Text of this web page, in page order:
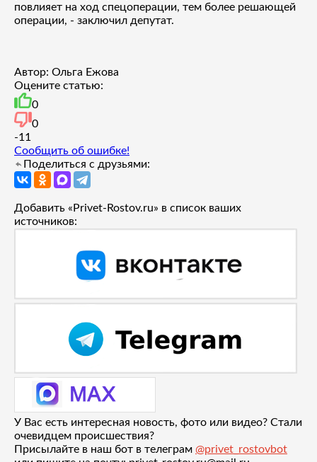
повлияет на ход спецоперации, тем более решающей
операции, - заключил депутат.
Автор: Ольга Ежова
Оцените статью:
0
0
-1 1
Сообщить об ошибке!
Поделиться с друзьями:
Добавить «Privet-Rostov.ru» в список ваших
источников:
У Вас есть интересная новость, фото или видео? Стали
очевидцем происшествия?
Присылайте в наш бот в телеграм @privet_rostovbot